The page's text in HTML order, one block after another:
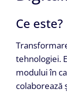
Ce este?
tehnologiei.
modului în
colaborează